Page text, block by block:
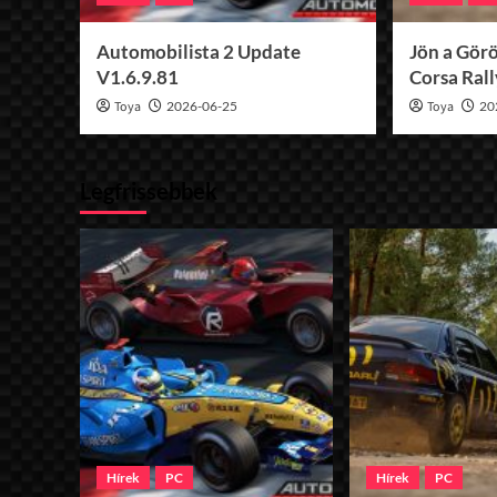
Automobilista 2 Update
V1.6.9.81
Toya 2026-06-25
Jön a
Corsa
Toya
Legfrissebbek
Hírek PC Hírek PC